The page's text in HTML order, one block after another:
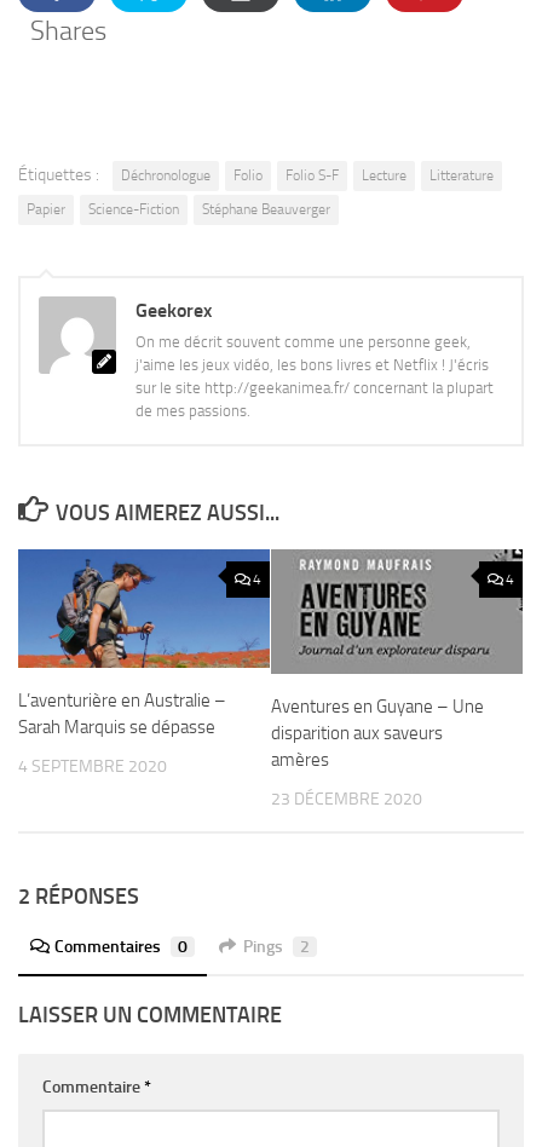
Shares
Étiquettes : Déchronologue Folio Folio S-F Lecture
Litterature
Papier
Science-Fiction Stéphane Beauverger
Geekorex
On me décrit souvent comme une personne geek,
j'aime les jeux vidéo, les bons livres et Netflix ! J'écris
sur le site http://geekanimea.fr/ concernant la plupart
de mes passions.
VOUS AIMEREZ AUSSI...
4
L’aventurière en Australie –
Sarah Marquis se dépasse
4 SEPTEMBRE 2020
4
Aventures en Guyane – Une
disparition aux saveurs
amères
23 DÉCEMBRE 2020
2 RÉPONSES
Commentaires 0 Pings 2
LAISSER UN COMMENTAIRE
Commentaire*